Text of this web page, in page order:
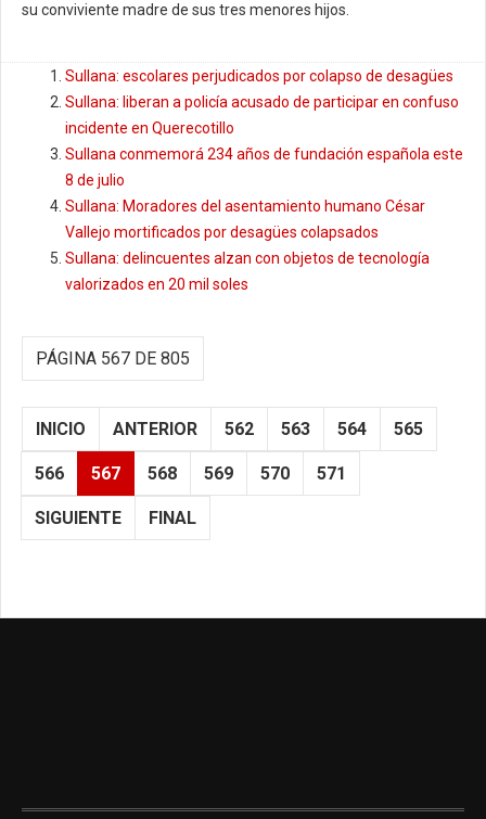
su conviviente madre de sus tres menores hijos.
Sullana: escolares perjudicados por colapso de desagües
Sullana: liberan a policía acusado de participar en confuso
incidente en Querecotillo
Sullana conmemorá 234 años de fundación española este
8 de julio
Sullana: Moradores del asentamiento humano César
Vallejo mortificados por desagües colapsados
Sullana: delincuentes alzan con objetos de tecnología
valorizados en 20 mil soles
PÁGINA 567 DE 805
INICIO ANTERIOR 562 563 564 565
566 567 568 569 570 571
SIGUIENTE FINAL